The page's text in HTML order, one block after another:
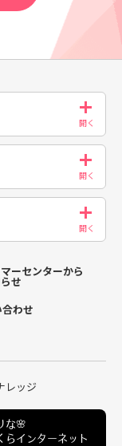
ーセンターから
せ
わせ
レッジ
な🌸
らインターネット